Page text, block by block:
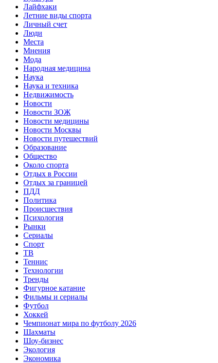
Лайфхаки
Летние виды спорта
Личный счет
Люди
Места
Мнения
Мода
Народная медицина
Наука
Наука и техника
Недвижимость
Новости
Новости ЗОЖ
Новости медицины
Новости Москвы
Новости путешествий
Образование
Общество
Около спорта
Отдых в России
Отдых за границей
ПДД
Политика
Происшествия
Психология
Рынки
Сериалы
Спорт
ТВ
Теннис
Технологии
Тренды
Фигурное катание
Фильмы и сериалы
Футбол
Хоккей
Чемпионат мира по футболу 2026
Шахматы
Шоу-бизнес
Экология
Экономика